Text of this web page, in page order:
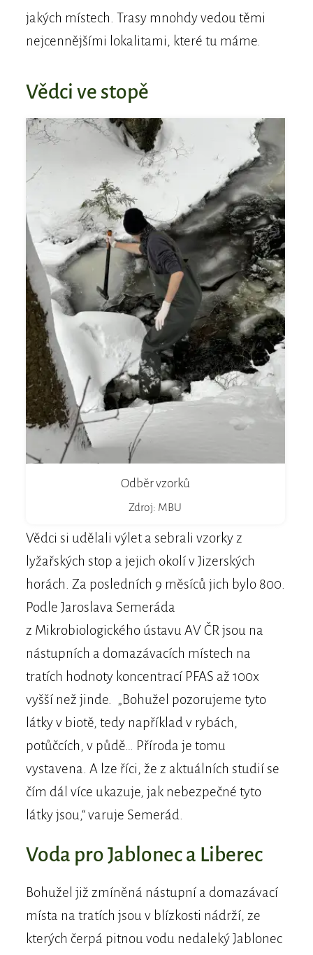
jakých místech. Trasy mnohdy vedou těmi
nejcennějšími lokalitami, které tu máme.
Vědci ve stopě
Odběr vzorků
Zdroj: MBU
Vědci si udělali výlet a sebrali vzorky z
lyžařských stop a jejich okolí v Jizerských
horách. Za posledních 9 měsíců jich bylo 800.
Podle Jaroslava Semeráda
z Mikrobiologického ústavu AV ČR jsou na
nástupních a domazávacích místech na
tratích hodnoty koncentrací PFAS až 100x
vyšší než jinde. „Bohužel pozorujeme tyto
látky v biotě, tedy například v rybách,
potůčcích, v půdě… Příroda je tomu
vystavena. A lze říci, že z aktuálních studií se
čím dál více ukazuje, jak nebezpečné tyto
látky jsou,“ varuje Semerád.
Voda pro Jablonec a Liberec
Bohužel již zmíněná nástupní a domazávací
místa na tratích jsou v blízkosti nádrží, ze
kterých čerpá pitnou vodu nedaleký Jablonec